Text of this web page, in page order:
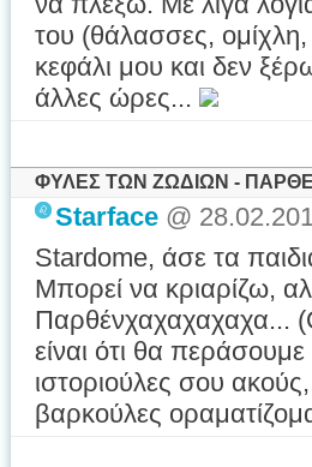
του (θάλασσες, ομίχλη,
κεφάλι μου και δεν
άλλες ώρες...
ΦΥΛΕΣ ΤΩΝ ΖΩΔΙΩΝ -
Starface @
Stardome, άσε τα
Μπορεί να κριαρίζω,
Παρθένχαχαχαχαχα...
είναι ότι θα
ιστοριούλες σου
βαρκούλες